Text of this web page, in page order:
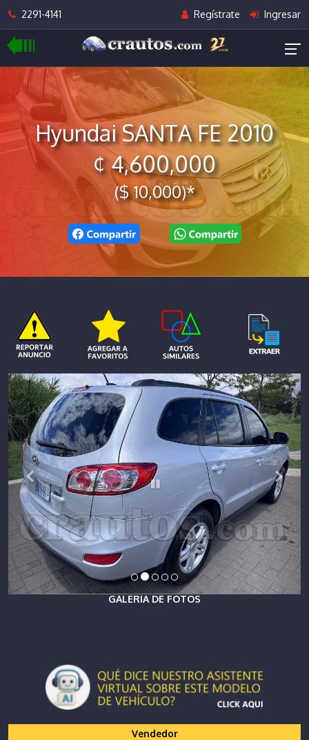
2291-4141 Regístrate Ingresar
Hyundai SANTA FE 2010
¢ 4,600,000
($ 10,000)*
GALERIA DE FOTOS
Vendedor